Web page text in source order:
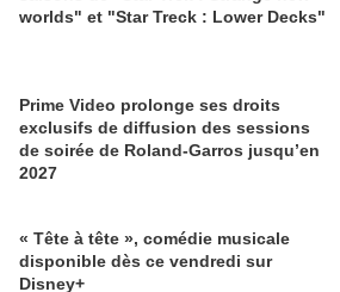
worlds" et "Star Treck : Lower Decks"
Prime Video prolonge ses droits
exclusifs de diffusion des sessions
de soirée de Roland-Garros jusqu’en
2027
« Tête à tête », comédie musicale
disponible dès ce vendredi sur
Disney+